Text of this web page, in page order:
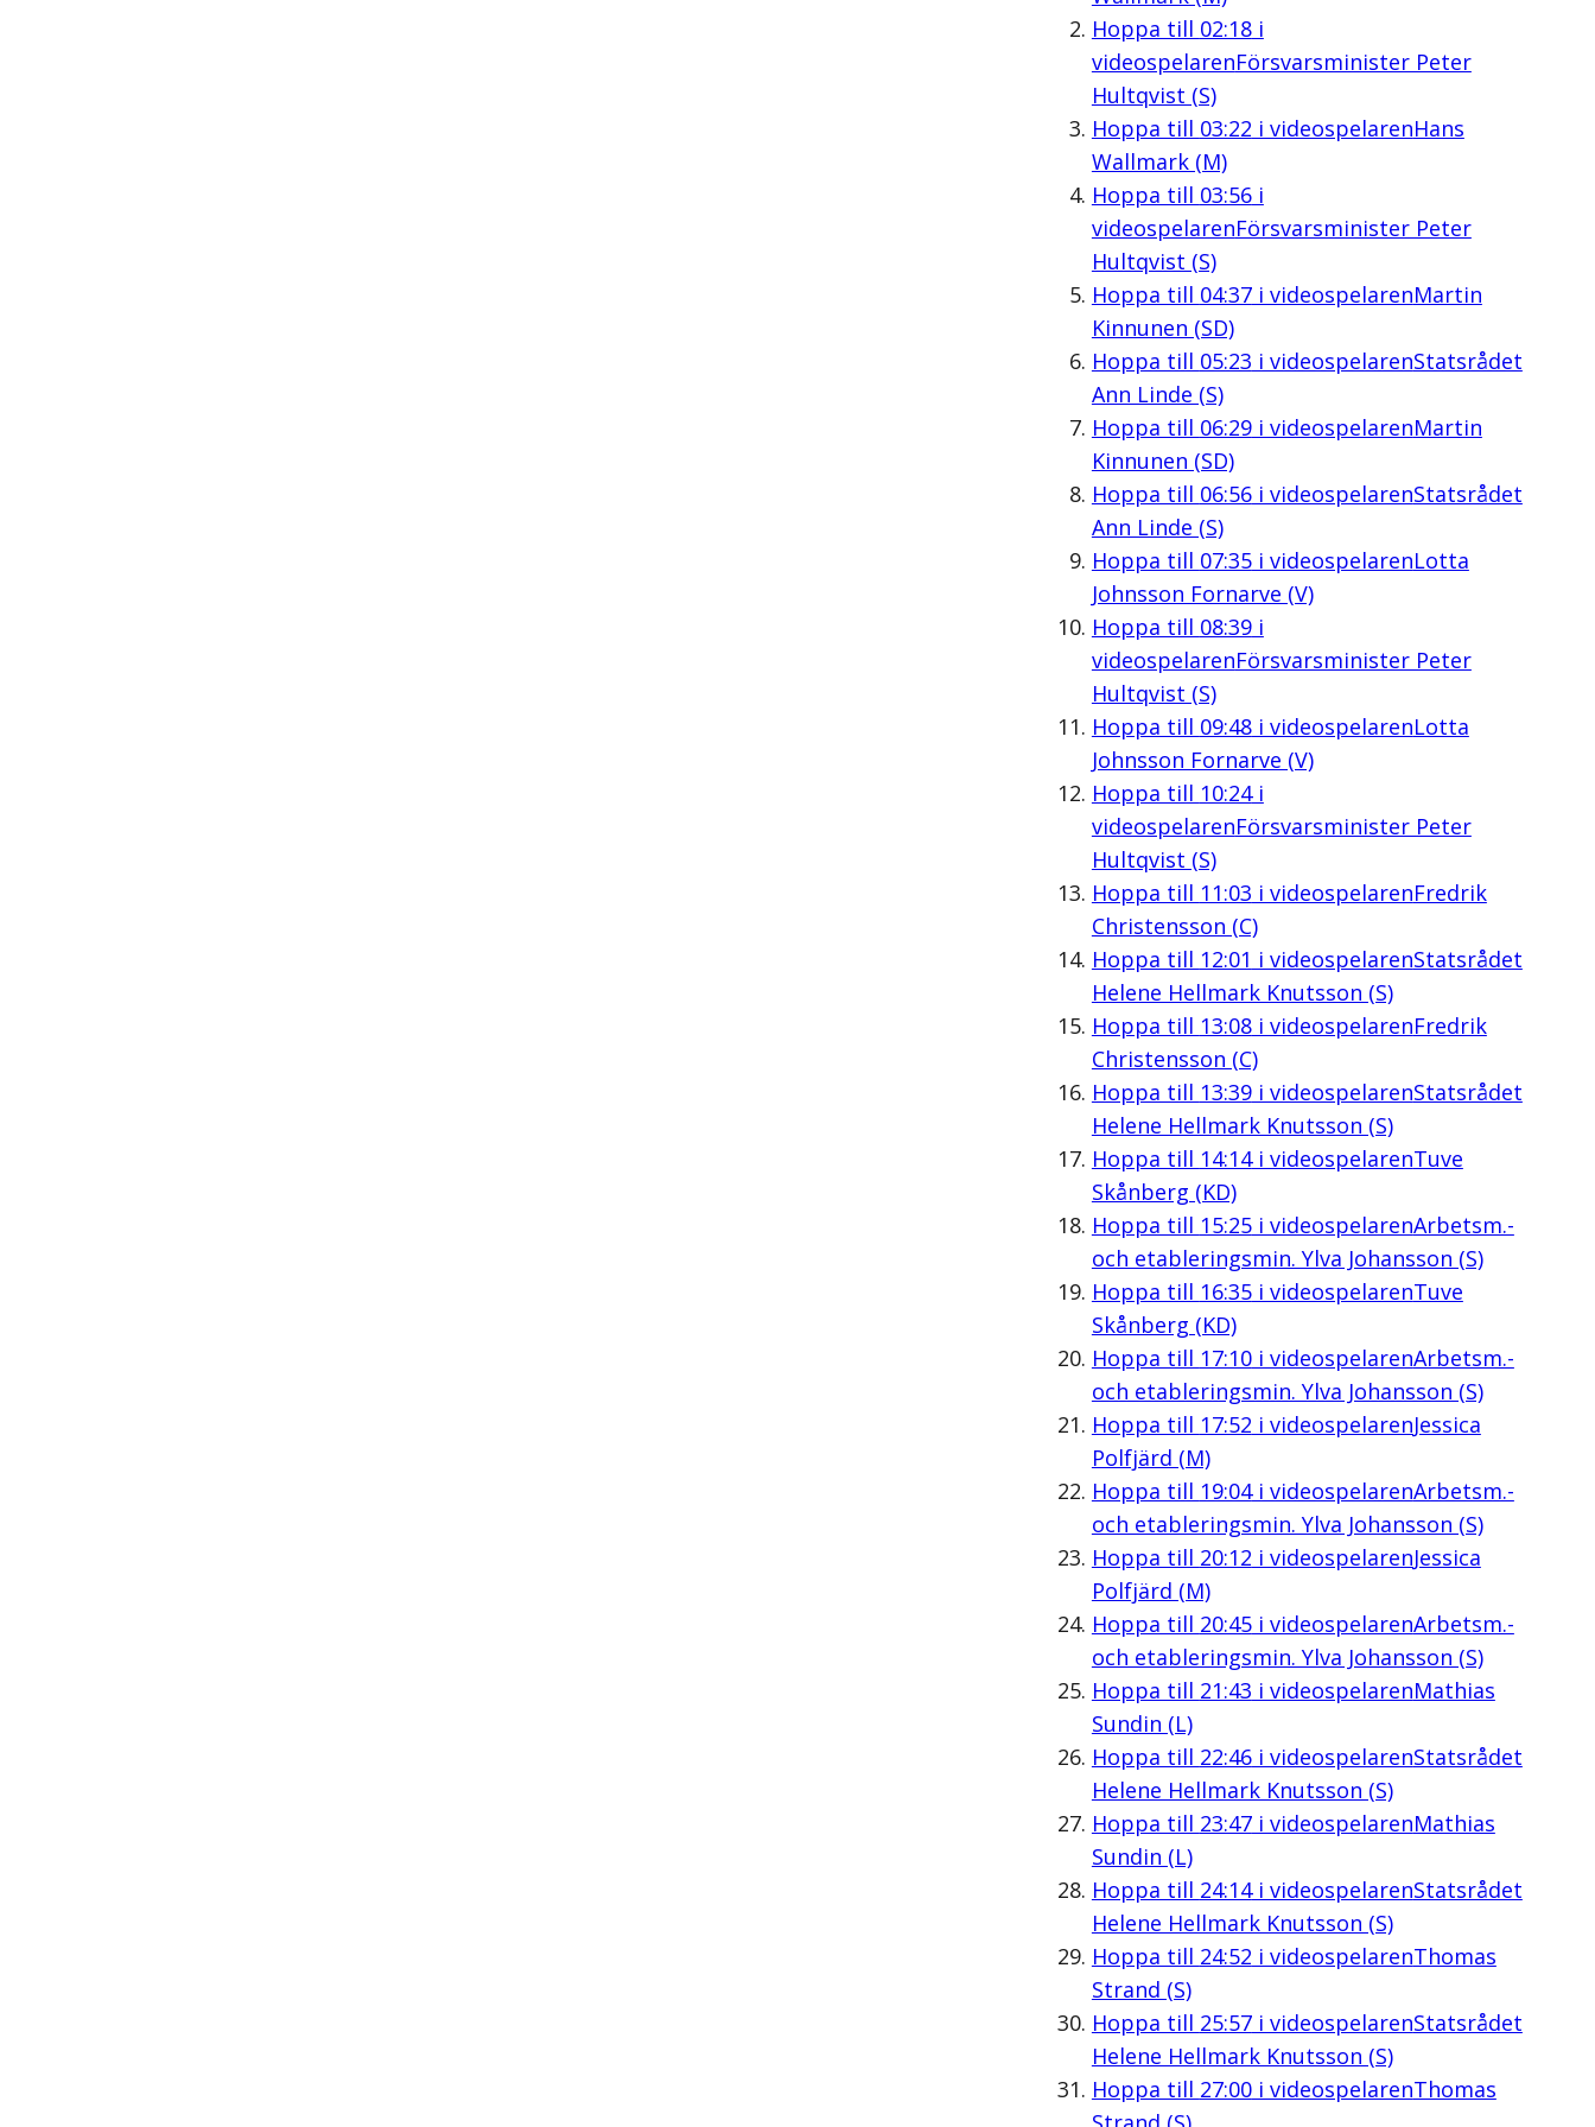
Hoppa till 02:18i
videospelarenFörsvarsminister Peter
Hultqvist (S)
Hoppa till 03:22 i videospelarenHans
Wallmark (M)
Hoppa till 03:56i
videospelarenFörsvarsminister Peter
Hultqvist (S)
Hoppa till 04:37i videospelarenMartin
Kinnunen (SD)
Hoppa till 05:23 i videospelarenStatsrådet
Ann Linde (S)
Hoppa till 06:29i videospelarenMartin
Kinnunen (SD)
Hoppa till 06:56i videospelarenStatsrådet
Ann Linde (S)
Hoppa till 07:35i videospelarenLotta
Johnsson Fornarve (V)
Hoppa till 08:39i
videospelarenFörsvarsminister Peter
Hultqvist (S)
Hoppa till 09:48i videospelarenLotta
Johnsson Fornarve (V)
Hoppa till 10:24i
videospelarenFörsvarsminister Peter
Hultqvist (S)
Hoppa till 11:03 i videospelarenFredrik
Christensson (C)
Hoppa till 12:01 i videospelarenStatsrådet
Helene Hellmark Knutsson (S)
Hoppa till 13:08i videospelarenFredrik
Christensson (C)
Hoppa till 13:39i videospelarenStatsrådet
Helene Hellmark Knutsson (S)
Hoppa till 14:14i videospelarenTuve
Skånberg (KD)
Hoppa till 15:25i videospelarenArbetsm.-
och etableringsmin. Ylva Johansson (S)
Hoppa till 16:35i videospelarenTuve
Skånberg (KD)
Hoppa till 17:10i videospelarenArbetsm.-
och etableringsmin. Ylva Johansson (S)
Hoppa till 17:52 i videospelarenJessica
Polfjärd (M)
Hoppa till 19:04i videospelarenArbetsm.-
och etableringsmin. Ylva Johansson (S)
Hoppa till 20:12 i videospelarenJessica
Polfjärd (M)
Hoppa till 20:45i videospelarenArbetsm.-
och etableringsmin. Ylva Johansson (S)
Hoppa till 21:43 i videospelarenMathias
Sundin (L)
Hoppa till 22:46i videospelarenStatsrådet
Helene Hellmark Knutsson (S)
Hoppa till 23:47i videospelarenMathias
Sundin (L)
Hoppa till 24:14i videospelarenStatsrådet
Helene Hellmark Knutsson (S)
Hoppa till 24:52 i videospelarenThomas
Strand (S)
Hoppa till 25:57i videospelarenStatsrådet
Helene Hellmark Knutsson (S)
Hoppa till 27:00i videospelarenThomas